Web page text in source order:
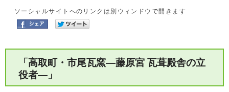
ソーシャルサイトへのリンクは別ウィンドウで開きます
「高取町・市尾瓦窯―藤原宮 瓦葺殿舎の立
役者―」